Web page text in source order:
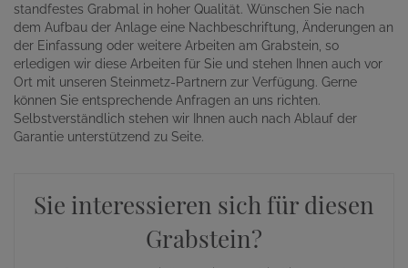
standfestes Grabmal in hoher Qualität. Wünschen Sie nach
dem Aufbau der Anlage eine Nachbeschriftung, Änderungen an
der Einfassung oder weitere Arbeiten am Grabstein, so
erledigen wir diese Arbeiten für Sie und stehen Ihnen auch vor
Ort mit unseren Steinmetz-Partnern zur Verfügung. Gerne
können Sie entsprechende Anfragen an uns richten.
Selbstverständlich stehen wir Ihnen auch nach Ablauf der
Garantie unterstützend zu Seite.
Sie interessieren sich für diesen
Grabstein?